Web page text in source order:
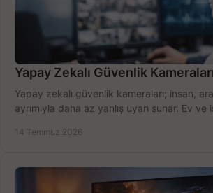
Yapay Zekalı Güvenlik
Yapay zekalı güvenlik kameraları; insan,
ayrımıyla daha az yanlış uyarı sunar. Ev
14 Temmuz 2026